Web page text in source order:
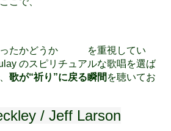
ったかどうか を重視してい
のスピリチュアルな歌唱を選ば
歌が“祈り”に戻る瞬間 を聴いてお
/ Jeff Larson